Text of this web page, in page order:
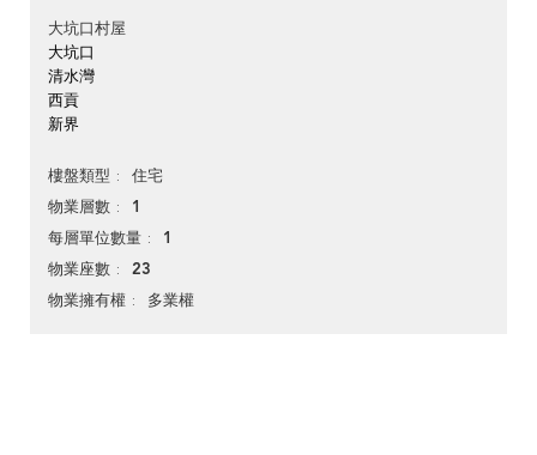
大坑口村屋
大坑口
清水灣
西貢
新界
樓盤類型 住宅
物業層數 1
每層單位數量 1
物業座數 23
物業擁有權 多業權